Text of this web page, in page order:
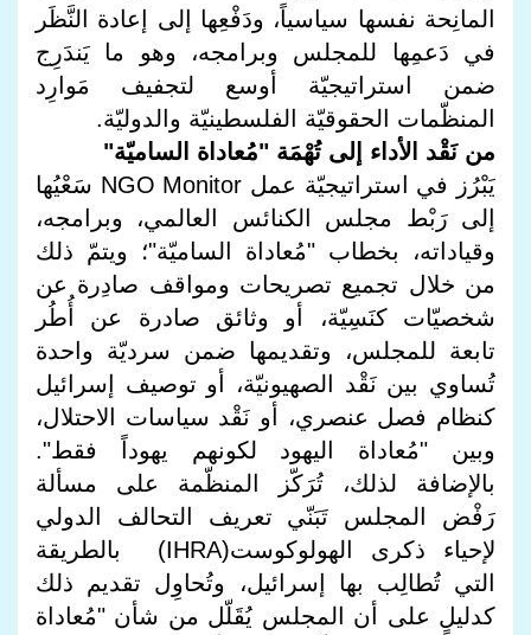
المانِحة نفسها سياسياً، ودَفْعِها إلى إعادة النَّظَر
في دَعمِها للمجلس وبرامجه، وهو ما يَندَرِج
ضمن استراتيجيّة أوسع لتجفيف مَوارِد
المنظّمات الحقوقيّة الفلسطينيّة والدوليّة.
من نَقْد الأداء إلى تُهْمَة "مُعاداة الساميّة"
يَبْرُز في استراتيجيّة عمل NGO Monitor سَعْيُها
إلى رَبْط مجلس الكنائس العالمي، وبرامجه،
وقياداته، بخطاب "مُعاداة الساميّة"؛ ويتمّ ذلك
من خلال تجميع تصريحات ومواقف صادِرة عن
شخصيّات كنَسِيّة، أو وثائق صادرة عن أُطُر
تابعة للمجلس، وتقديمها ضمن سرديّة واحدة
تُساوي بين نَقْد الصهيونيّة، أو توصيف إسرائيل
كنظام فصل عنصري، أو نَقْد سياسات الاحتلال،
وبين "مُعاداة اليهود لكونهم يهوداً فقط".
بالإضافة لذلك، تُرَكّز المنظّمة على مسألة
رَفْض المجلس تَبَنّي تعريف التحالف الدولي
لإحياء ذكرى الهولوكوست(IHRA) بالطريقة
التي تُطالِب بها إسرائيل، وتُحاوِل تقديم ذلك
كدليلٍ على أن المجلس يُقَلّل من شأن "مُعاداة